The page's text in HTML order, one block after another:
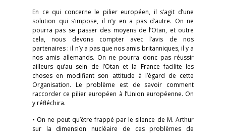
En ce qui concerne le pilier européen, il s’agit d’une
solution qui s’impose, il n’y en a pas d’autre. On ne
pourra pas se passer des moyens de l’Otan, et outre
cela, nous devons compter avec l’avis de nos
partenaires : il n’y a pas que nos amis britanniques, il y a
nos amis allemands. On ne pourra donc pas réussir
ailleurs qu’au sein de l’Otan et la France facilite les
choses en modifiant son attitude à l’égard de cette
Organisation. Le problème est de savoir comment
raccorder ce pilier européen à l’Union européenne. On
y réfléchira.
• On ne peut qu’être frappé par le silence de M. Arthur
sur la dimension nucléaire de ces problèmes de